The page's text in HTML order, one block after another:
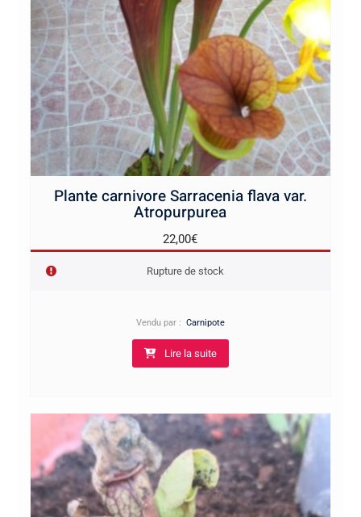
Plante carnivore Sarracenia flava var.
Atropurpurea
22,00€
Rupture de stock
Vendu par : Carnipote
Lire la suite